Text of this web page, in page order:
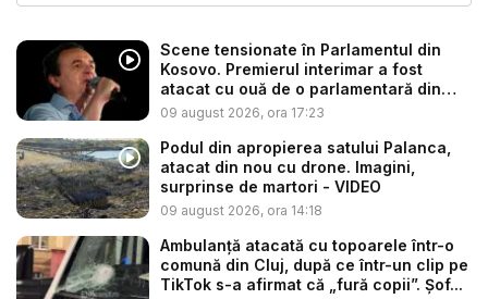
Scene tensionate în Parlamentul din
Kosovo. Premierul interimar a fost
atacat cu ouă de o parlamentară din
op...
09 august 2026, ora 17:23
Podul din apropierea satului Palanca,
atacat din nou cu drone. Imagini,
surprinse de martori - VIDEO
09 august 2026, ora 14:18
Ambulanţă atacată cu topoarele într-o
comună din Cluj, după ce într-un clip pe
TikTok s-a afirmat că „fură copii”. Șof...